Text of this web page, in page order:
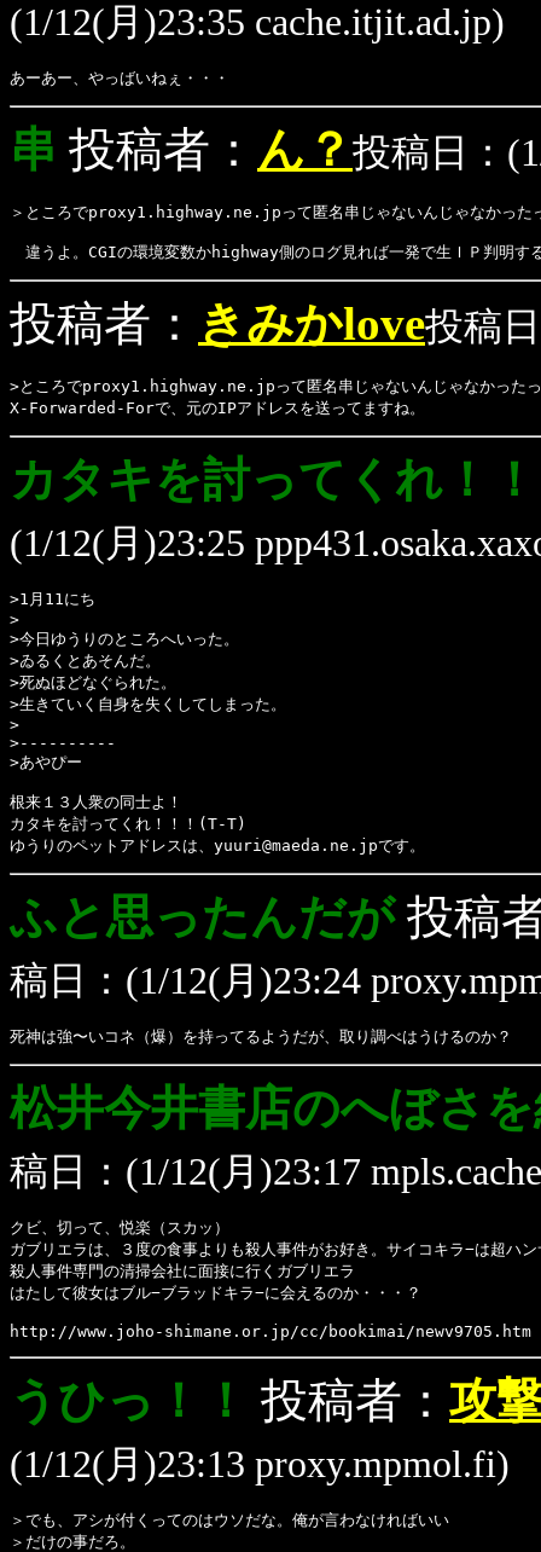
(1/12(月)23:35 cache.itjit.ad.jp)
あーあー、やっばいねぇ・・・
串 投稿者： ん？ 投稿日：
＞ところでproxy1.highway.ne.jpって匿名串じゃないんじゃなかった
違うよ。CGIの環境変数かhighway側のログ見れば一発で生ＩＰ判明す
投稿者： きみかlove投稿
>ところでproxy1.highway.ne.jpって匿名串じゃないんじゃなかった
X-Forwarded-Forで、元のIPアドレスを送ってますね。
カタキを討ってくれ！
(1/12(月)23:25
>1月11にち
>
>今日ゆうりのところへいった。
>ゐるくとあそんだ。
>死ぬほどなぐられた。
>生きていく自身を失くしてしまった。
>
>----------
>あやぴー
根来１３人衆の同士よ！
カタキを討ってくれ！！！(T-T)
ゆうりのペットアドレスは、yuuri@maeda.ne.jpです。
ふと思ったんだが投稿
稿日：(1/12(月)23:24
死神は強〜いコネ（爆）を持ってるようだが、取り調べはうけるのか？
松井今井書店のへぼさ
稿日：(1/12(月)23:17
クビ、切って、悦楽（スカッ）
ガブリエラは、３度の食事よりも殺人事件がお好き。サイコキラ−は超ハン
殺人事件専門の清掃会社に面接に行くガブリエラ
はたして彼女はブル−ブラッドキラ−に会えるのか・・・？
http://www.joho-shimane.or.jp/cc/bookimai/newv9705.htm
うひっ！！ 投稿者： 攻
(1/12(月)23:13 proxy.mpmol.fi)
＞でも、アシが付くってのはウソだな。俺が言わなければいい
＞だけの事だろ。